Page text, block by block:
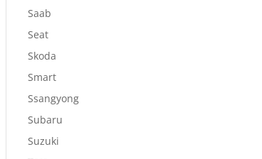
Saab
Seat
Skoda
Smart
Ssangyong
Subaru
Suzuki